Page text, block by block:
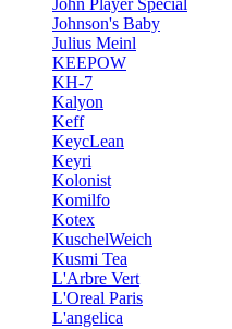
John Player Special
Johnson's Baby
Julius Meinl
KEEPOW
KH-7
Kalyon
Keff
KeycLean
Keyri
Kolonist
Komilfo
Kotex
KuschelWeich
Kusmi Tea
L'Arbre Vert
L'Oreal Paris
L'angelica